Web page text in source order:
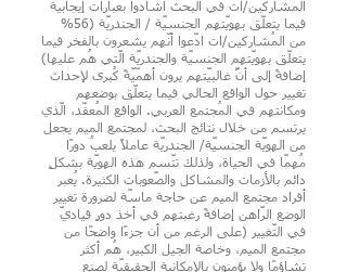
المُشاركين/ات في البحث أشادوا بعبارات إيجابيّة
فيما يتعلّق بهويّتهم الجنسيّة / الجندريّة (56%
من المُشاركين/ات ادّعوا أنّهم يشعرون بالفخر فيما
يتعلّق بهويّتهم الجنسيّة والجندريّة الّتي هُم عليها)
إضافةً إلى أنَّ غالبيّتهم يرون أهمّيّةً كُبرى لإحداث
تغيير حول الواقع الحالي فيما يتعلّق بوضعهم
ومكانتهم في المُجتمع العربي. الواقع المُعقّد، الّذي
يرتسم من خلال نتائج البحث، لمجتمع الميم يجعل
من الهويّة الجنسيّة/ الجندريّة عاملًا يلعبُ دورًا
مُهمّا في الحياة، ولذلك تتّسم هذه الهويّة بشكلٍ
دائم بالأزمات والمشاكل والصّعوبات الكثيرة. يُعبر
أفراد مجتمع الميم عن حاجة ماسّة لضرورة تغيير
الوضع الرّاهن إضافةً رغبتهم في أخذ دورٍ قياديّ
في التّغيير (على الرغم من أن جزءًا واضحًا من
مجتمع الميم، وخاصة الجيل الكبير، هُم أكثر
تشاؤمًا ولا يؤمنون بالإمكانية الحقيقيّة لصنع